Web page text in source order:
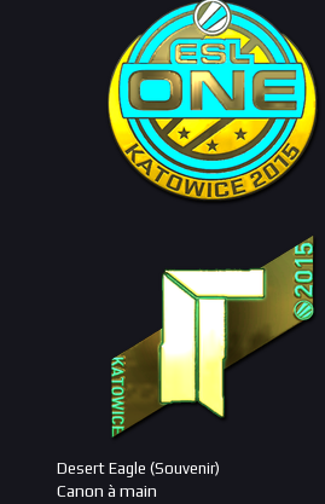
Desert Eagle (Souvenir)
Canon à main